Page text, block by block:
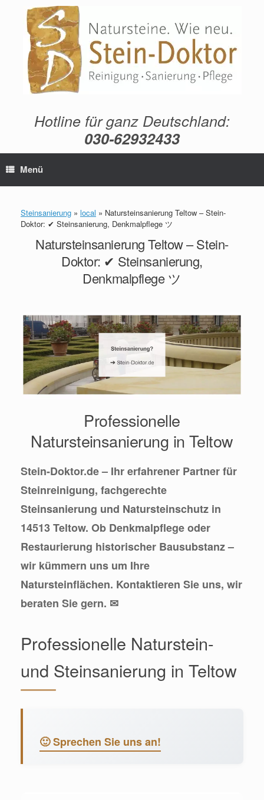
springen
Hotline für ganz Deutschland:
030-62932433
Menü
Steinsanierung » local » Natursteinsanierung Teltow – Stein-
Doktor: ✔ Steinsanierung, Denkmalpflege ツ
Natursteinsanierung Teltow – Stein-
Doktor: ✔ Steinsanierung,
Denkmalpflege ツ
Professionelle
Natursteinsanierung in Teltow
Stein-Doktor.de – Ihr erfahrener Partner für
Steinreinigung, fachgerechte
Steinsanierung und Natursteinschutz in
14513 Teltow. Ob Denkmalpflege oder
Restaurierung historischer Bausubstanz –
wir kümmern uns um Ihre
Natursteinflächen. Kontaktieren Sie uns, wir
beraten Sie gern. ✉
Professionelle Naturstein-
und Steinsanierung in Teltow
🙂 Sprechen Sie uns an!